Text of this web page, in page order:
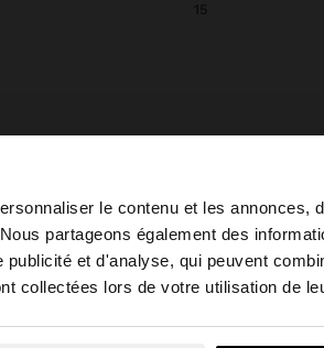
le contenu et les annonces,
partageons également des
publicité et d'analyse, qui peuvent
collectées lors de votre utilisation de
Tunisia. Voulez-vous parcourir
15